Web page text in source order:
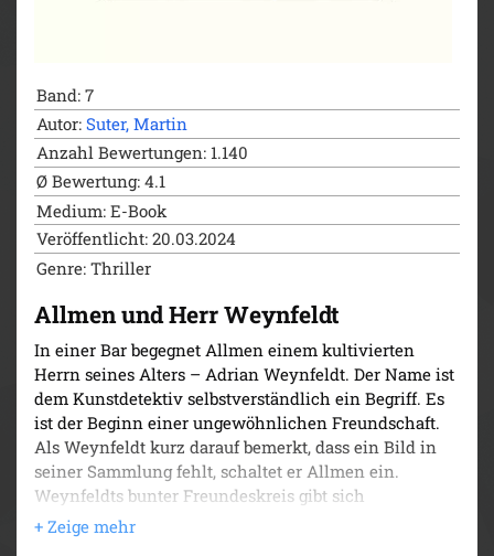
Band: 7
Autor: Suter, Martin
Anzahl Bewertungen: 1.140
Ø Bewertung: 4.1
Medium: E-Book
Veröffentlicht: 20.03.2024
Genre: Thriller
Allmen und Herr Weynfeldt
In einer Bar begegnet Allmen einem kultivierten
Herrn seines Alters – Adrian Weynfeldt. Der Name ist
dem Kunstdetektiv selbstverständlich ein Begriff. Es
ist der Beginn einer ungewöhnlichen Freundschaft.
Als Weynfeldt kurz darauf bemerkt, dass ein Bild in
seiner Sammlung fehlt, schaltet er Allmen ein.
Weynfeldts bunter Freundeskreis gibt sich
zugeknöpft. Nur die Kunstbuchhändlerin will reden.
Doch bald schon kann sie das nicht mehr. Allmen